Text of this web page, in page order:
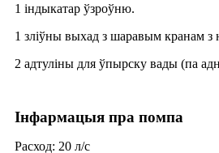
1 індыкатар ўзроўню.
1 зліўны выхад з шаравым кранам з
2 адтуліны для ўпырску вады (па
Інфармацыя пра помпа
Расход: 20 л/с